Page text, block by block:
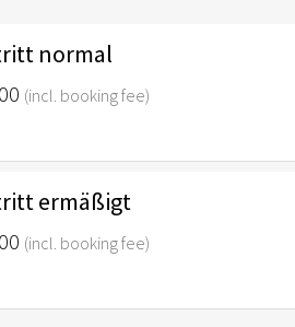
normal
(incl. booking fee)
ermäßigt
(incl. booking fee)